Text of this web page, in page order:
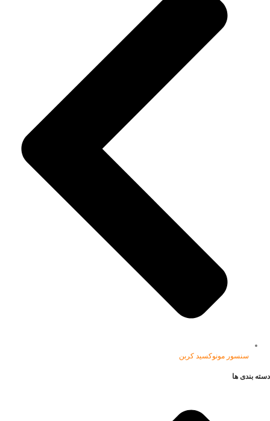
سنسور مونوکسید کربن
دسته بندی ها